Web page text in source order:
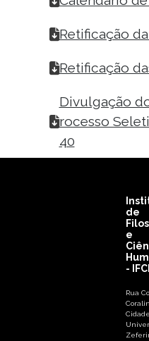
Retificação
Retificação
Divulgação
rocesso
40
de
e
-
Rua
Cidade